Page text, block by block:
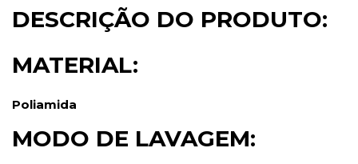
DESCRIÇÃO DO PRODUTO:
MATERIAL:
Poliamida
MODO DE LAVAGEM: